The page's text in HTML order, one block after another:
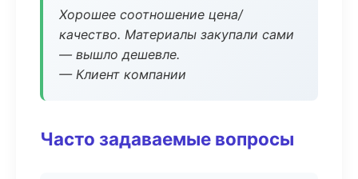
Хорошее соотношение цена/
качество. Материалы закупали сами
— вышло дешевле.
— Клиент компании
Часто задаваемые вопросы